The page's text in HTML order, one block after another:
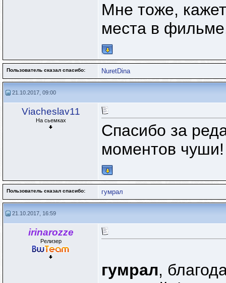
Мне тоже,
места в
Пользователь сказал cпасибо: NuretDina
21.10.2017, 09:00
Viacheslav11
На сьемках
Спасибо за
моментов чуши!
Пользователь сказал cпасибо: гумрал
21.10.2017, 16:59
irinarozze
Релизер
гумрал,